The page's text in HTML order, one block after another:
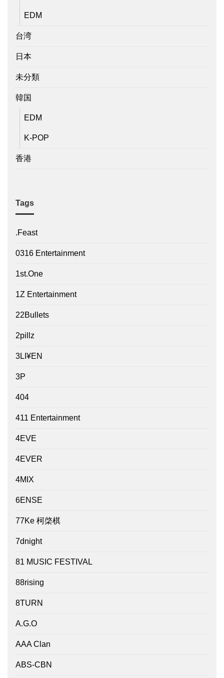
EDM
台湾
日本
未分類
韓国
EDM
K-POP
香港
Tags
.Feast
0316 Entertainment
1st.One
1Z Entertainment
22Bullets
2pillz
3LI¥EN
3P
404
411 Entertainment
4EVE
4EVER
4MIX
6ENSE
77Ke 柯棨棋
7dnight
81 MUSIC FESTIVAL
88rising
8TURN
A.G.O
AAA Clan
ABS-CBN